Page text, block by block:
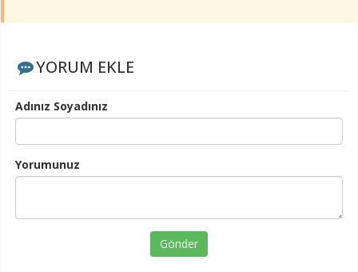
YORUM EKLE
Adınız Soyadınız
Yorumunuz
Gönder